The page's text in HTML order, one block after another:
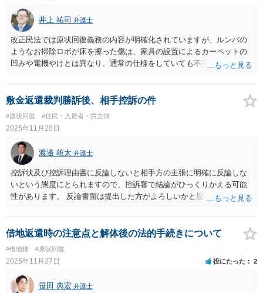
井上 祐司 弁護士
改正民法では原状回復義務の内容が明確化されていますが、ルンバの
ようなお掃除ロボが床を擦った傷は、家具の設置によるカーペットの
凹みや電機やけとは異なり、通常の仕様をしていても不可避的に生じ
思われます。 また、通常損耗や経年劣化は文字通り、「一定の長期間
人が住む」ことを前提に、発生した損害を区分する概念として成り立
った経緯がありますが、 ・新築物件に半年 という点からは、そのよう
な短期間で生じた傷は通常損耗や経年劣化にはあたらない、という帰
結が自然と思われます。 貸主側からしても、新築にわずか半年間の居
住で、床に掃除ロボットで生じた傷がありそれを自己負担で修繕しな
ければならない、という結論ともなれば、理不尽に感じることはある
意味自然でしょう。 この点、 >掃除ロボットはあくまで通常の生活の
中で使用しており、乱暴に扱ったり、家具を引きずったりといった心
当たりは一切ありません。 とありますが、掃除ロボットをフローリン
グ上でそのまま使用することが、人の日常生活における建物の当然の
使用方法とはならない可能性がある、という点は念頭に置いておく必
要があります。 他方で、いくら敷金を入れているかが不明ですが、仮
に敷金全額の返還をしないことに加えて８万円の請求ということであ
れば、その内容はいささか過大の疑念があります。 敷金が仮にゼロ、
または敷金から控除される原状回復費用が８万円であれば、内訳次第
ですが、相応の請求である可能性は否定できません。 そのため、内訳
と明細を求めてみて、あとは納得の度合いに応じて調停等の手段を検
敷金返還裁判勝訴後、相手控訴の件
#原状回復 #住民・入居者・買主側
2025年11月28日
渡邊 雄太 弁護士
控訴状及び控訴理由書に反論しないと相手方の主張に明確に反論しな
いという態度にとられますので、控訴審で結論がひっくりかえる可能
性があります。 反論書面は提出した方がよろしいかと思います。
借地返還時の注意点と解体後の法的手続きについて
#借地権 #原状回復
2025年11月27日 役にたった 2
笹田 典宏 弁護士